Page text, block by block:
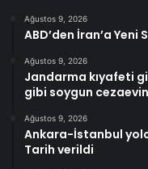
Ağustos 9, 2026
ABD’den İran’a Yeni
Ağustos 9, 2026
Jandarma kıyafeti
gibi soygun
Ağustos 9, 2026
Ankara-İstanbul
Tarih verildi